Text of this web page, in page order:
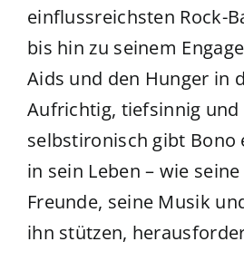
einflussreichsten Rock-
bis hin zu seinem
Aids und den Hunger in
Aufrichtig, tiefsinnig und
selbstironisch gibt Bono
in sein Leben – wie
Freunde, seine Musik
ihn stützen,